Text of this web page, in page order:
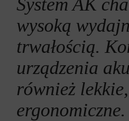
wysoką
trwałością.
urządzenia
również
ergonomiczne.